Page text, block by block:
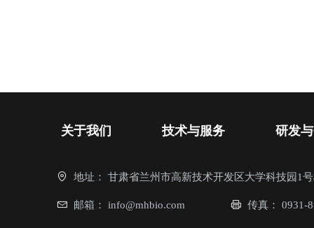
关于我们 技术与服务 研发
地址： 甘肃省兰州市高新技术开发区大学科技园1
邮箱： info@mhbio.com 传真： 0931-